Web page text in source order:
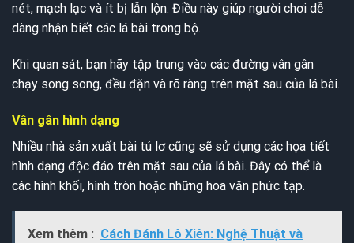
nét, mạch lạc và ít bị lẫn lộn. Điều này giúp người chơi dễ
dàng nhận biết các lá bài trong bộ.
Khi quan sát, bạn hãy tập trung vào các đường vân gân
chạy song song, đều đặn và rõ ràng trên mặt sau của lá bài.
Vân gân hình dạng
Nhiều nhà sản xuất bài tú lơ cũng sẽ sử dụng các họa tiết
hình dạng độc đáo trên mặt sau của lá bài. Đây có thể là
các hình khối, hình tròn hoặc những hoa văn phức tạp.
Xem thêm : Cách Đánh Lô Xiên: Nghệ Thuật và